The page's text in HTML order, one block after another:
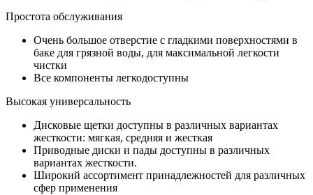
Простота обслуживания
Очень большое отверстие с гладкими поверхностями в
баке для грязной воды, для максимальной легкости
чистки
Все компоненты легкодоступны
Высокая универсальность
Дисковые щетки доступны в различных вариантах
жесткости: мягкая, средняя и жесткая
Приводные диски и пады доступны в различных
вариантах жесткости.
Широкий ассортимент принадлежностей для различных
сфер применения